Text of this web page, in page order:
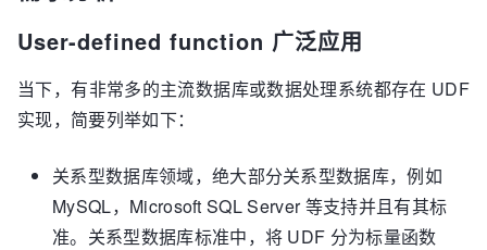
User-defined function 广泛应用
当下，有非常多的主流数据库或数据处理系统都存在 UDF
实现，简要列举如下：
关系型数据库领域，绝大部分关系型数据库，例如
MySQL，Microsoft SQL Server 等支持并且有其标
准。关系型数据库标准中，将 UDF 分为标量函数